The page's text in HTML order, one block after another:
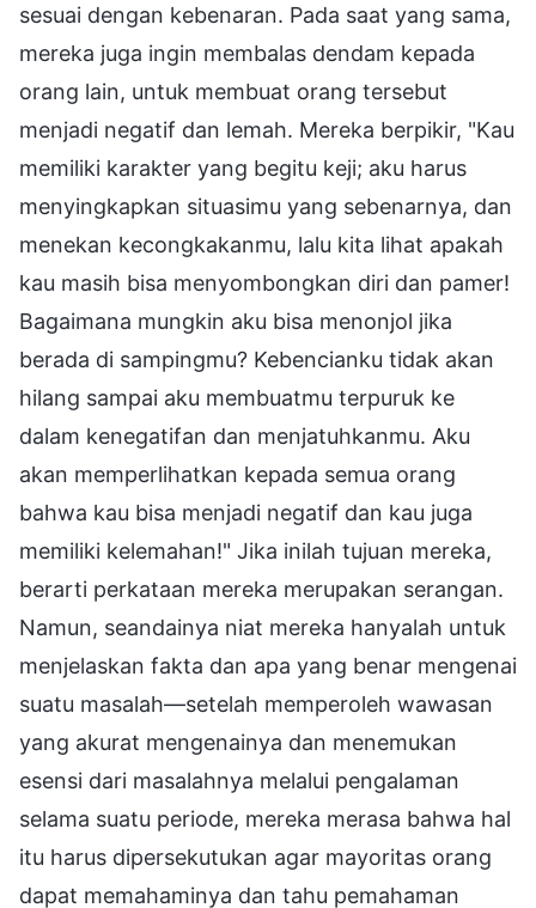
sesuai dengan kebenaran. Pada saat yang sama,
mereka juga ingin membalas dendam kepada
orang lain, untuk membuat orang tersebut
menjadi negatif dan lemah. Mereka berpikir, "Kau
memiliki karakter yang begitu keji; aku harus
menyingkapkan situasimu yang sebenarnya, dan
menekan kecongkakanmu, lalu kita lihat apakah
kau masih bisa menyombongkan diri dan pamer!
Bagaimana mungkin aku bisa menonjol jika
berada di sampingmu? Kebencianku tidak akan
hilang sampai aku membuatmu terpuruk ke
dalam kenegatifan dan menjatuhkanmu. Aku
akan memperlihatkan kepada semua orang
bahwa kau bisa menjadi negatif dan kau juga
memiliki kelemahan!" Jika inilah tujuan mereka,
berarti perkataan mereka merupakan serangan.
Namun, seandainya niat mereka hanyalah untuk
menjelaskan fakta dan apa yang benar mengenai
suatu masalah—setelah memperoleh wawasan
yang akurat mengenainya dan menemukan
esensi dari masalahnya melalui pengalaman
selama suatu periode, mereka merasa bahwa hal
itu harus dipersekutukan agar mayoritas orang
dapat memahaminya dan tahu pemahaman